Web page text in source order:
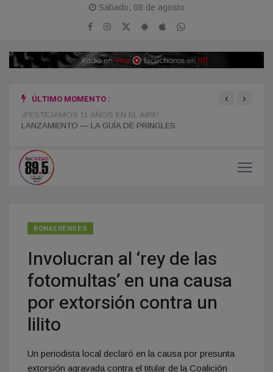
Sábado, 08 de agosto
ÚLTIMO MOMENTO :
¡FESTEJAMOS 11 AÑOS EN EL AIRE!
‹ ›
BONAERENSES
Involucran al ‘rey de las
fotomultas’ en una causa
por extorsión contra un
lilito
Un periodista local declaró en la causa por presunta
extorsión agravada contra el titular de la Coalición